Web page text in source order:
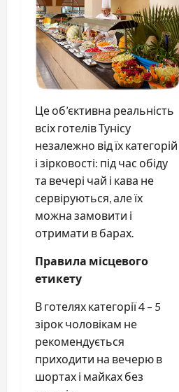
Це об’єктивна реальність
всіх готелів Тунісу
незалежно від їх категорій
і зірковості: під час обіду
та вечері чай і кава не
сервіруються, але їх
можна замовити і
отримати в барах.
Правила місцевого
етикету
В готелях категорії 4 – 5
зірок чоловікам не
рекомендується
приходити на вечерю в
шортах і майках без